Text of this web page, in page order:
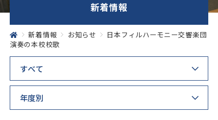
成城での学び
学校生活
SEIJO STORIES
新着情報
新着情報 お知らせ
日本フィルハーモニー交響楽団
演奏の本校校歌